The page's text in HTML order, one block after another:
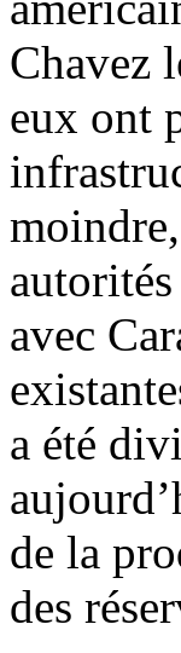
Chavez
eux ont
avec
a été
de la
des